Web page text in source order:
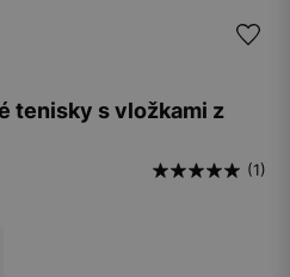
tenisky s vložkami z
(1)